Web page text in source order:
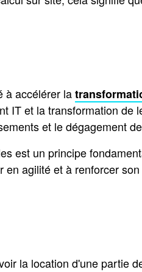
à accélérer la
IT et la transformation de
et le dégagement
est un principe
agilité et à renforcer
la location d'une partie